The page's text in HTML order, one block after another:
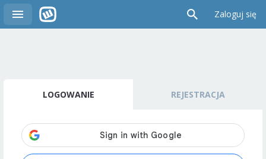
Zaloguj się
LOGOWANIE REJESTRACJA